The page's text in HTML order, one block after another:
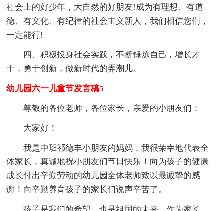
社会上的好少年，大自然的好朋友!成为有理想、有道
德、有文化、有纪律的社会主义新人，我们相信您们，
一定能行!
四、积极投身社会实践，不断锤炼自己，增长才
干，勇于创新，做新时代的弄潮儿。
幼儿园六一儿童节发言稿5
尊敬的各位老师，各位家长，亲爱的小朋友们：
大家好！
我是中班祁德丰小朋友的妈妈，我很荣幸地代表全
体家长，真诚地祝小朋友们节日快乐！向为孩子的健康
成长付出辛勤劳动的幼儿园全体老师致以最诚挚的感
谢！向辛勤养育孩子的家长们说声辛苦了。
孩子是我们的希望，也是祖国的未来，作为家长，